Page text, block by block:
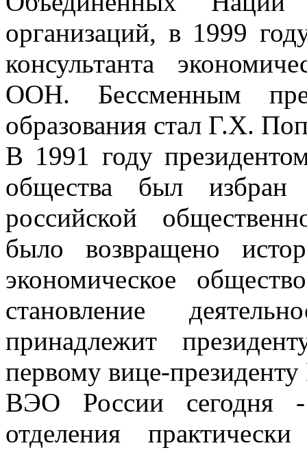
организаций, в 1999
консультанта
ООН. Бессменным
образования стал Г.Х.
В 1991 году
общества был
российской
было возвращено
экономическое
становление
принадлежит
первому вице-
ВЭО России сегодня
отделения